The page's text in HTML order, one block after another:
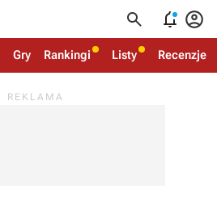
  
Gry Rankingi Listy Recenzje